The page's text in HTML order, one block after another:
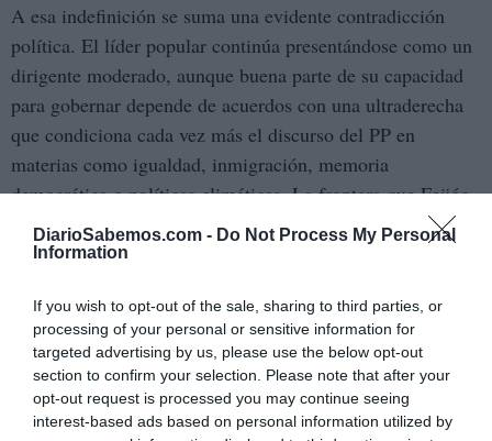
DiarioSabemos.com - Do Not Process My Personal
Information
If you wish to opt-out of the sale, sharing to third parties, or
processing of your personal or sensitive information for
targeted advertising by us, please use the below opt-out
section to confirm your selection. Please note that after your
opt-out request is processed you may continue seeing
interest-based ads based on personal information utilized by
A esa indefinición se suma una evidente contradicción
política. El líder popular continúa presentándose como un
dirigente moderado, aunque buena parte de su capacidad
para gobernar depende de acuerdos con una ultraderecha
que condiciona cada vez más el discurso del PP en
materias como igualdad, inmigración, memoria
democrática o políticas climáticas. La frontera que Feijóo
prometía mantener aparece hoy mucho más difusa de lo
que proclamaba cuando llegó a la presidencia del partido.
También preocupa la facilidad con la que el Partido
Popular alimenta dudas sobre las propias reglas del
sistema democrático cuando el resultado político no le
resulta favorable. Las recientes insinuaciones sobre el
crecimiento del censo electoral o la reiterada